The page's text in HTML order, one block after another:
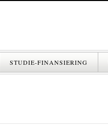
STUDIE-FINANSIERING